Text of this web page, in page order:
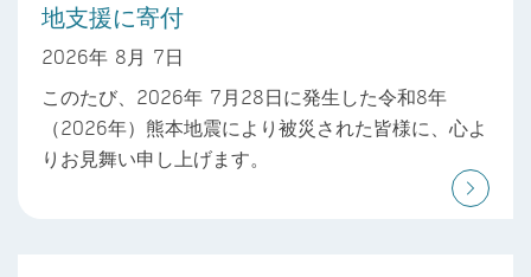
地支援に寄付
2026年 8月 7日
このたび、2026年 7月28日に発生した令和8年
（2026年）熊本地震により被災された皆様に、心よ
りお見舞い申し上げます。